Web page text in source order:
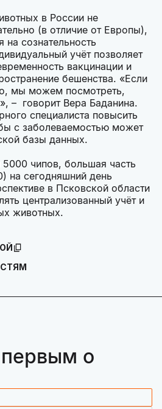
в России не
(в отличие от Европы),
на сознательность
учёт позволяет
вакцинации и
бешенства. «Если
мы можем посмотреть,
– говорит Вера Баданина.
специалиста повысить
с заболеваемостью может
базы данных.
5000 чипов, большая часть
на сегодняшний день
в Псковской области
централизованный учёт и
животных.
первым о